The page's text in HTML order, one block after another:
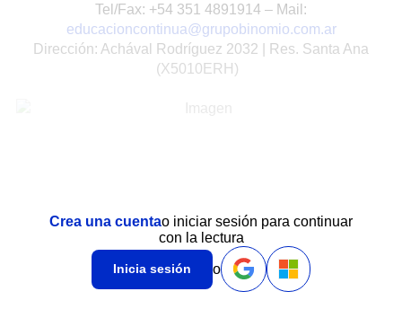
Tel/Fax: +54 351 4891914 – Mail:
educacioncontinua@grupobinomio.com.ar
Dirección: Achával Rodríguez 2032 | Res. Santa Ana
(X5010ERH)
Crea una cuentao iniciar sesión para continuar
con la lectura
Inicia sesión o